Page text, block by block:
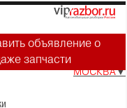
объявление о
запчасти
МОСКВА▼